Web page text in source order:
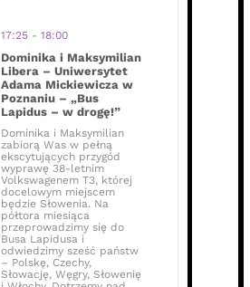
17:25 - 18:00
Dominika i Maksymilian
Libera – Uniwersytet
Adama Mickiewicza w
Poznaniu – „Bus
Lapidus – w drogę!”
Dominika i Maksymilian
zabiorą Was w pełną
ekscytujących przygód
wyprawę 38-letnim
Volkswagenem T3, której
docelowym miejscem
będzie Słowenia. Na
półtora miesiąca
przeprowadzimy się do
Busa Lapidusa i
odwiedzimy sześć państw
– Polskę, Czechy,
Słowację, Węgry, Słowenię